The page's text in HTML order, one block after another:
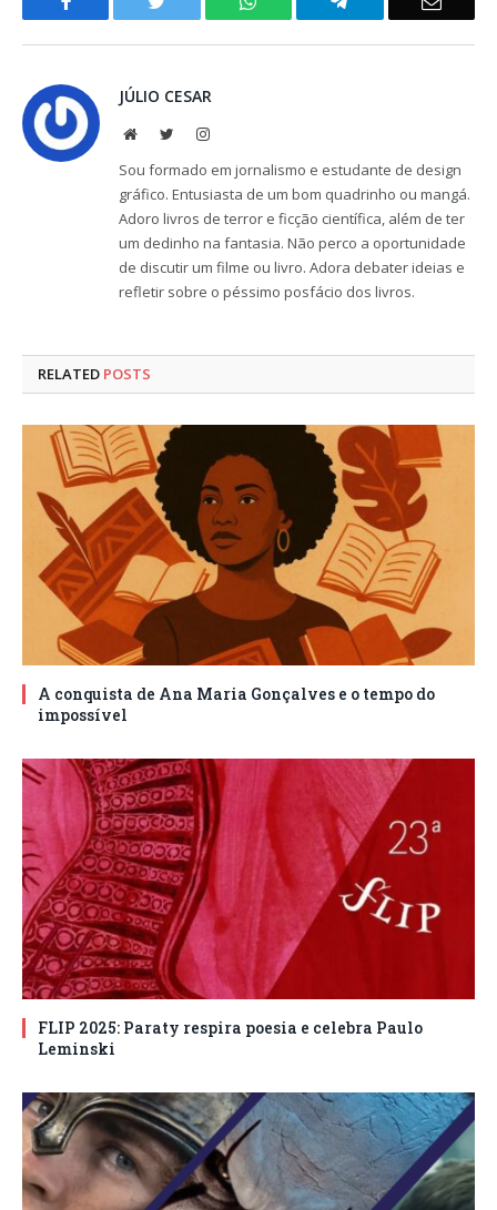
JÚLIO CESAR
WebsiteTwitterInstagram
Sou formado em jornalismo e estudante de design
gráfico. Entusiasta de um bom quadrinho ou mangá.
Adoro livros de terror e ficção científica, além de ter
um dedinho na fantasia. Não perco a oportunidade
de discutir um filme ou livro. Adora debater ideias e
refletir sobre o péssimo posfácio dos livros.
RELATED POSTS
A conquista de Ana Maria Gonçalves e o tempo do
impossível
FLIP 2025: Paraty respira poesia e celebra Paulo
Leminski